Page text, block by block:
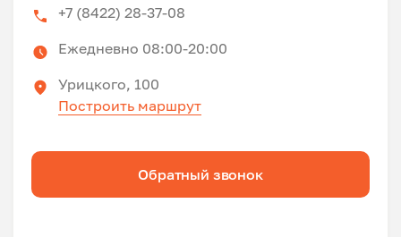
+7 (8422) 28-37-08
Ежедневно 08:00-20:00
Урицкого, 100
Построить маршрут
Обратный звонок